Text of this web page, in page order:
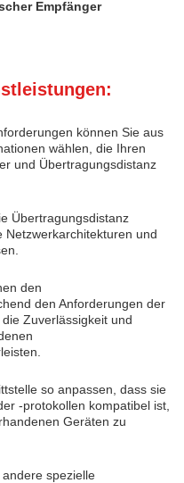
Empfänger
können Sie aus
wählen, die Ihren
und Übertragungsdistanz
Übertragungsdistanz
und
den
den Anforderungen der
Zuverlässigkeit und
so anpassen, dass sie
-protokollen kompatibel ist,
Geräten zu
spezielle